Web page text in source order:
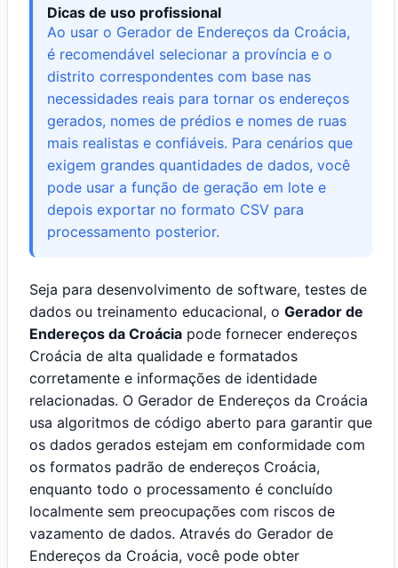
Dicas de uso profissional
Ao usar o Gerador de Endereços da Croácia,
é recomendável selecionar a província e o
distrito correspondentes com base nas
necessidades reais para tornar os endereços
gerados, nomes de prédios e nomes de ruas
mais realistas e confiáveis. Para cenários que
exigem grandes quantidades de dados, você
pode usar a função de geração em lote e
depois exportar no formato CSV para
processamento posterior.
Seja para desenvolvimento de software, testes de
dados ou treinamento educacional, o Gerador de
Endereços da Croácia pode fornecer endereços
Croácia de alta qualidade e formatados
corretamente e informações de identidade
relacionadas. O Gerador de Endereços da Croácia
usa algoritmos de código aberto para garantir que
os dados gerados estejam em conformidade com
os formatos padrão de endereços Croácia,
enquanto todo o processamento é concluído
localmente sem preocupações com riscos de
vazamento de dados. Através do Gerador de
Endereços da Croácia, você pode obter